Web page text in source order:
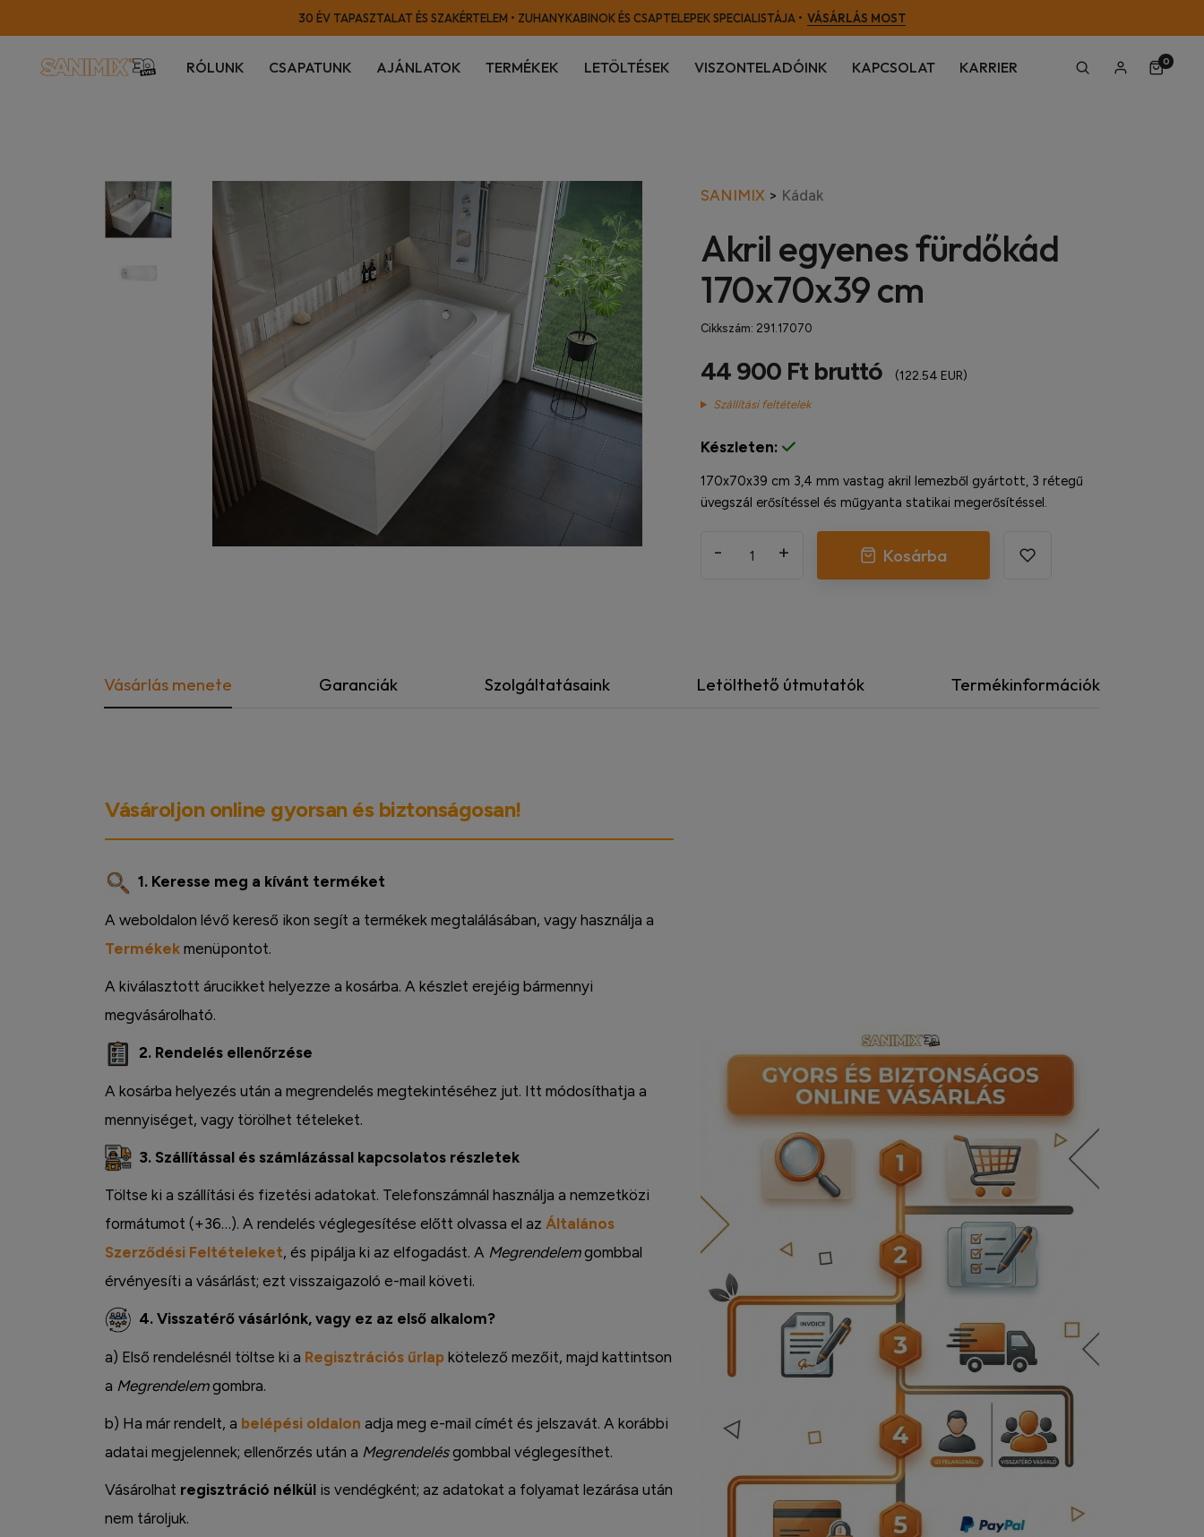
30 ÉV TAPASZTALAT ÉS SZAKÉRTELEM • ZUHANYKABINOK ÉS CSAPTELEPEK SPECIALISTÁJA • VÁSÁRLÁS MOST
RÓLUNK CSAPATUNK AJÁNLATOK TERMÉKEK LETÖLTÉSEK VISZONTELADÓINK KAPCSOLAT KARRIER 0
SANIMIX > Kádak
Akril egyenes fürdőkád
170x70x39 cm
Cikkszám: 291.17070
44 900 Ft bruttó (122.54 EUR)
Szállítási feltételek
Készleten:
170x70x39 cm 3,4 mm vastag akril lemezből gyártott, 3 rétegű
üvegszál erősítéssel és műgyanta statikai megerősítéssel.
- + Kosárba
Vásárlás menete Garanciák Szolgáltatásaink Letölthető útmutatók Termékinformációk
Vásároljon online gyorsan és biztonságosan!
1. Keresse meg a kívánt terméket
A weboldalon lévő kereső ikon segít a termékek megtalálásában, vagy használja a
Termékek menüpontot.
A kiválasztott árucikket helyezze a kosárba. A készlet erejéig bármennyi
megvásárolható.
2. Rendelés ellenőrzése
A kosárba helyezés után a megrendelés megtekintéséhez jut. Itt módosíthatja a
mennyiséget, vagy törölhet tételeket.
3. Szállítással és számlázással kapcsolatos részletek
Töltse ki a szállítási és fizetési adatokat. Telefonszámnál használja a nemzetközi
formátumot (+36…). A rendelés véglegesítése előtt olvassa el az Általános
Szerződési Feltételeket, és pipálja ki az elfogadást. A Megrendelemgombbal
érvényesíti a vásárlást; ezt visszaigazoló e-mail követi.
4. Visszatérő vásárlónk, vagy ez az első alkalom?
a) Első rendelésnél töltse ki a Regisztrációs űrlap kötelező mezőit, majd kattintson
a Megrendelemgombra.
b) Ha már rendelt, a belépési oldalon adja meg e-mail címét és jelszavát. A korábbi
adatai megjelennek; ellenőrzés után a Megrendelésgombbal véglegesíthet.
Vásárolhat regisztráció nélkül is vendégként; az adatokat a folyamat lezárása után
nem tároljuk.